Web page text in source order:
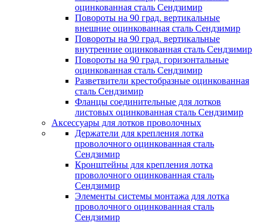
оцинкованная сталь Сендзимир
Повороты на 90 град. вертикальные
внешние оцинкованная сталь Сендзимир
Повороты на 90 град. вертикальные
внутренние оцинкованная сталь Сендзимир
Повороты на 90 град. горизонтальные
оцинкованная сталь Сендзимир
Разветвители крестобразные оцинкованная
сталь Сендзимир
Фланцы соединительные для лотков
листовых оцинкованная сталь Сендзимир
Аксессуары для лотков проволочных
Держатели для крепления лотка
проволочного оцинкованная сталь
Сендзимир
Кронштейны для крепления лотка
проволочного оцинкованная сталь
Сендзимир
Элементы системы монтажа для лотка
проволочного оцинкованная сталь
Сендзимир